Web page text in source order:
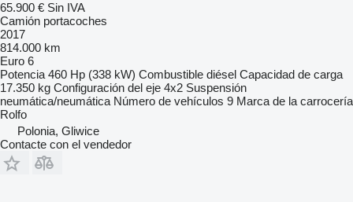
65.900 € Sin IVA
Camión portacoches
2017
814.000 km
Euro 6
Potencia 460 Hp (338 kW) Combustible diésel Capacidad de carga
17.350 kg Configuración del eje 4x2 Suspensión
neumática/neumática Número de vehículos 9 Marca de la carrocería
Rolfo
Polonia, Gliwice
Contacte con el vendedor